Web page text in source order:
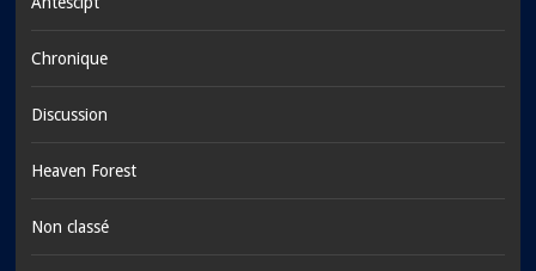
Chronique
Discussion
Heaven Forest
Non classé